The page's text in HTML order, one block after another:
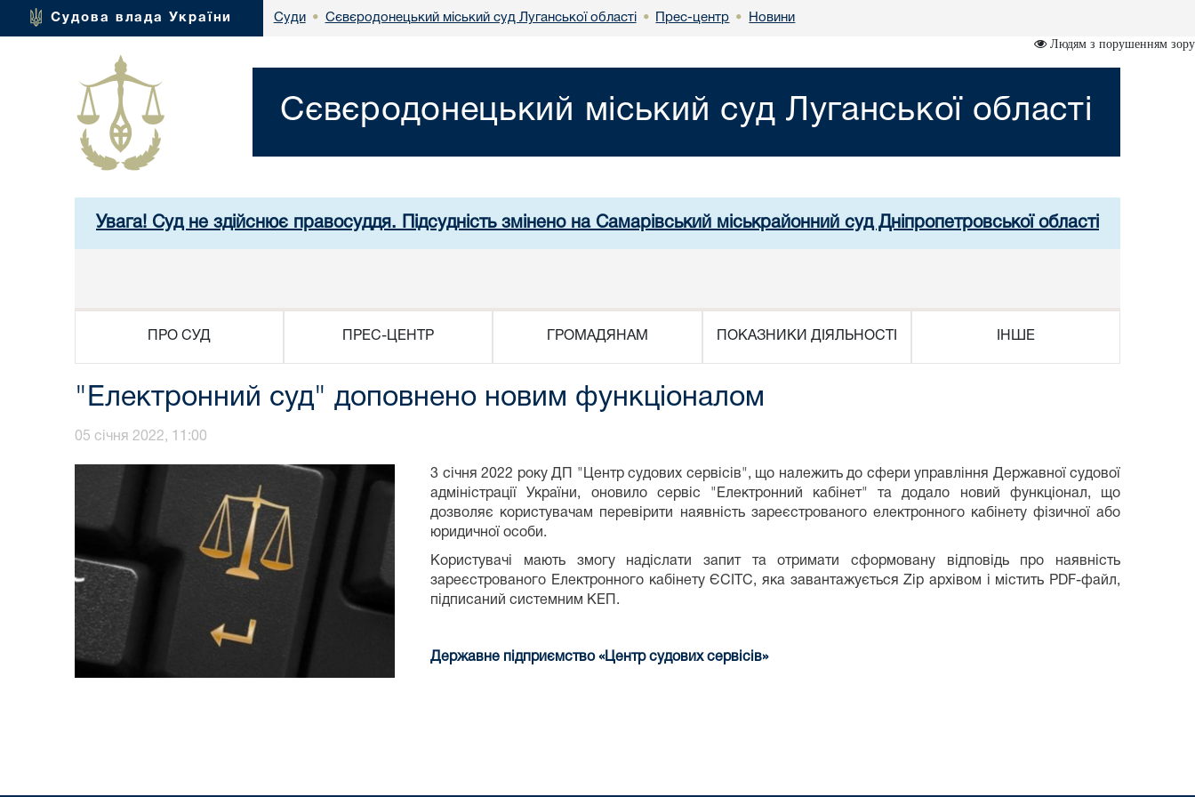
Судова влада України Суди • Сєвєродонецький міський суд Луганської області • Прес-центр • Новини
Людям з порушенням зору
Сєвєродонецький міський суд Луганської області
Увага! Суд не здійснює правосуддя. Підсудність змінено на Самарівський міськрайонний суд Дніпропетровської області
ПРО СУД ПРЕС-ЦЕНТР ГРОМАДЯНАМ ПОКАЗНИКИ ДІЯЛЬНОСТІ ІНШЕ
"Електронний суд" доповнено новим функціоналом
05 січня 2022, 11:00
3 січня 2022 року ДП "Центр судових сервісів", що належить до сфери управління Державної судової
адміністрації України, оновило сервіс "Електронний кабінет" та додало новий функціонал, що
дозволяє користувачам перевірити наявність зареєстрованого електронного кабінету фізичної або
юридичної особи.
Користувачі мають змогу надіслати запит та отримати сформовану відповідь про наявність
зареєстрованого Електронного кабінету ЄСІТС, яка завантажується Zip архівом і містить PDF-файл,
підписаний системним КЕП.
Державне підприємство «Центр судових сервісів»